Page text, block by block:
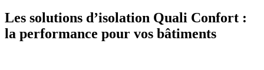
Les solutions d’isolation Quali Confort :
la performance pour vos bâtiments